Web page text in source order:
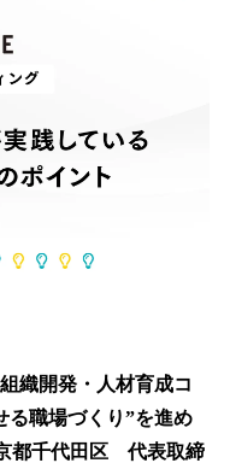
織開発・人材育成コ
る職場づくり”を進め
都千代田区 代表取締